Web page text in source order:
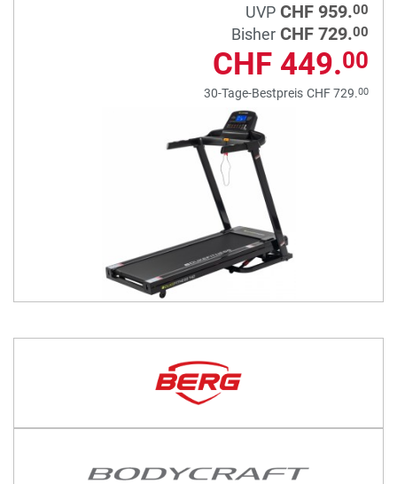
UVP CHF 959.00
Bisher CHF 729.00
CHF 449.00
30-Tage-Bestpreis CHF 729.00